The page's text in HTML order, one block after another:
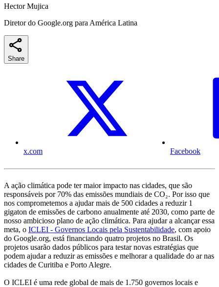
Hector Mujica
Diretor do Google.org para América Latina
Share
x.com Facebook
A ação climática pode ter maior impacto nas cidades, que são
responsáveis ​​por 70% das emissões mundiais de CO₂. Por isso que
nos comprometemos a ajudar mais de 500 cidades a reduzir 1
gigaton de emissões de carbono anualmente até 2030, como parte de
nosso ambicioso plano de ação climática. Para ajudar a alcançar essa
meta, o ICLEI - Governos Locais pela Sustentabilidade, com apoio
do Google.org, está financiando quatro projetos no Brasil. Os
projetos usarão dados públicos ​​para testar novas estratégias que
podem ajudar a reduzir as emissões e melhorar a qualidade do ar nas
cidades de Curitiba e Porto Alegre.
O ICLEI é uma rede global de mais de 1.750 governos locais e